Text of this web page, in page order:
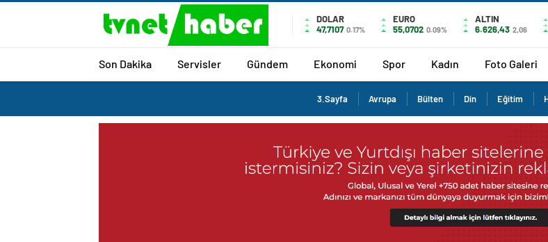
DOLAR
47,7107 0.17%
EURO
55,0702 0.09%
ALTIN
6.626,43 2,06
Son Dakika Servisler Gündem Ekonomi Spor Kadın Foto Galeri
3.Sayfa Avrupa Bülten Din Eğitim